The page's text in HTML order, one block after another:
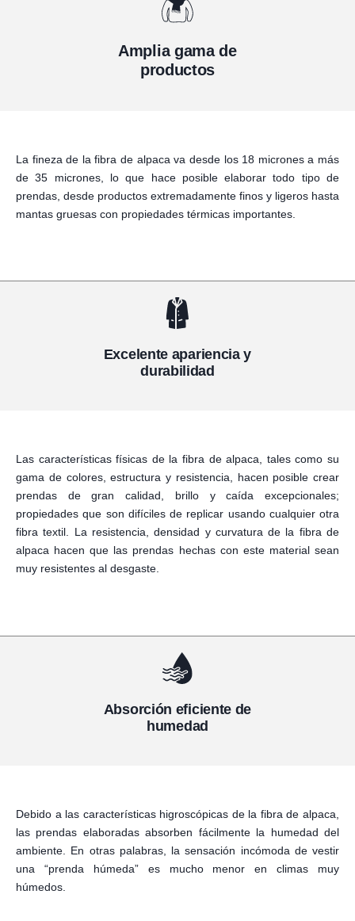
Amplia gama de
productos
La fineza de la fibra de alpaca va desde los 18 micrones a más
de 35 micrones, lo que hace posible elaborar todo tipo de
prendas, desde productos extremadamente finos y ligeros hasta
mantas gruesas con propiedades térmicas importantes.
Excelente apariencia y
durabilidad
Las características físicas de la fibra de alpaca, tales como su
gama de colores, estructura y resistencia, hacen posible crear
prendas de gran calidad, brillo y caída excepcionales;
propiedades que son difíciles de replicar usando cualquier otra
fibra textil. La resistencia, densidad y curvatura de la fibra de
alpaca hacen que las prendas hechas con este material sean
muy resistentes al desgaste.
Absorción eficiente de
humedad
Debido a las características higroscópicas de la fibra de alpaca,
las prendas elaboradas absorben fácilmente la humedad del
ambiente. En otras palabras, la sensación incómoda de vestir
una “prenda húmeda” es mucho menor en climas muy
húmedos.